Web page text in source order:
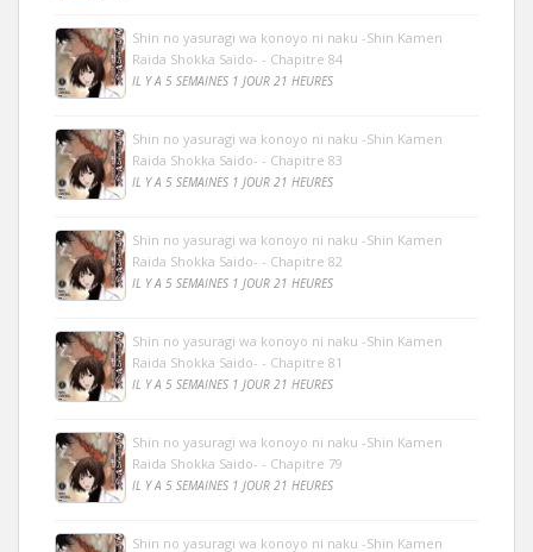
Shin no yasuragi wa konoyo ni naku -Shin Kamen
Raida Shokka Saido- - Chapitre 84
IL Y A 5 SEMAINES 1 JOUR 21 HEURES
Shin no yasuragi wa konoyo ni naku -Shin Kamen
Raida Shokka Saido- - Chapitre 83
IL Y A 5 SEMAINES 1 JOUR 21 HEURES
Shin no yasuragi wa konoyo ni naku -Shin Kamen
Raida Shokka Saido- - Chapitre 82
IL Y A 5 SEMAINES 1 JOUR 21 HEURES
Shin no yasuragi wa konoyo ni naku -Shin Kamen
Raida Shokka Saido- - Chapitre 81
IL Y A 5 SEMAINES 1 JOUR 21 HEURES
Shin no yasuragi wa konoyo ni naku -Shin Kamen
Raida Shokka Saido- - Chapitre 79
IL Y A 5 SEMAINES 1 JOUR 21 HEURES
Shin no yasuragi wa konoyo ni naku -Shin Kamen